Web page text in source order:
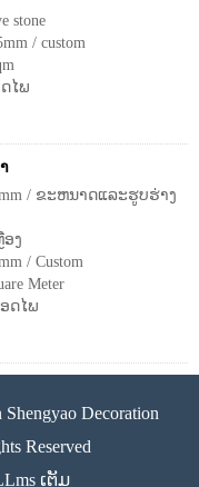
stone
/ custom
ໄພ
/ ຂະຫນາດແລະຮູບຮ່າງ
ງ
/ Custom
Meter
ດໄພ
Decoration
Reserved
ເຕັມ